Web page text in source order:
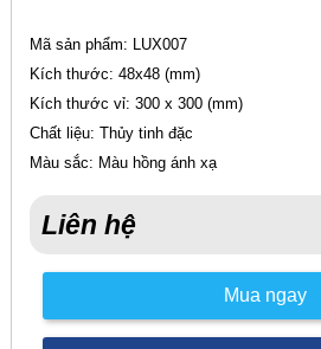
Mã sản phẩm: LUX007
Kích thước: 48x48 (mm)
Kích thước vỉ: 300 x 300 (mm)
Chất liệu: Thủy tinh đặc
Màu sắc: Màu hồng ánh xạ
Liên hệ
Mua ngay